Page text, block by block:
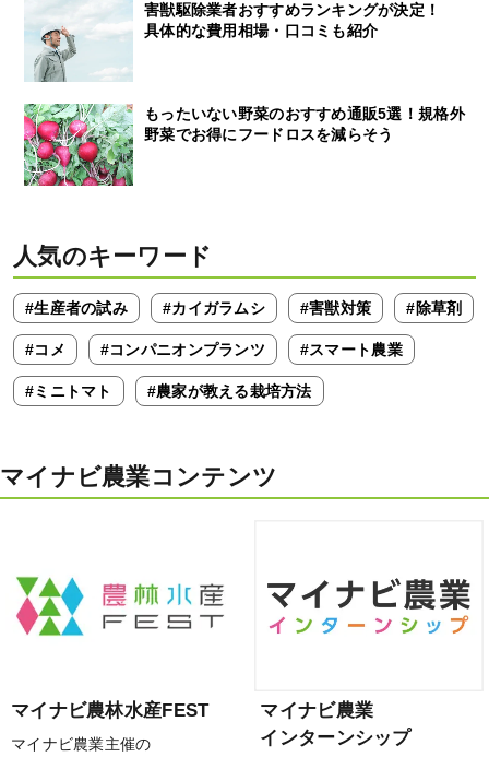
害獣駆除業者おすすめランキングが決定！
具体的な費用相場・口コミも紹介
もったいない野菜のおすすめ通販5選！規格外
野菜でお得にフードロスを減らそう
人気のキーワード
#生産者の試み #カイガラムシ #害獣対策 #除草剤
#コメ #コンパニオンプランツ #スマート農業
#ミニトマト #農家が教える栽培方法
マイナビ農業コンテンツ
マイナビ農林水産FEST
マイナビ農業主催の
マイナビ農業
インターンシップ